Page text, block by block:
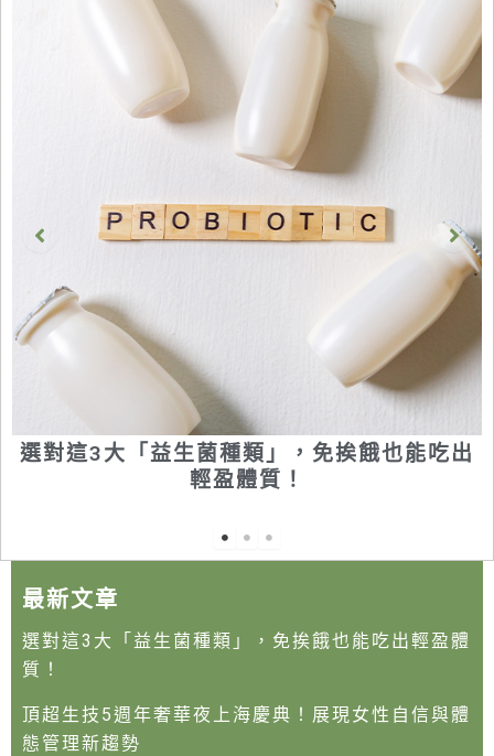
選對這3大「益生菌種類」，免挨餓也能吃出
輕盈體質！
最新文章
選對這3大「益生菌種類」，免挨餓也能吃出輕盈體
質！
頂超生技5週年奢華夜上海慶典！展現女性自信與體
態管理新趨勢